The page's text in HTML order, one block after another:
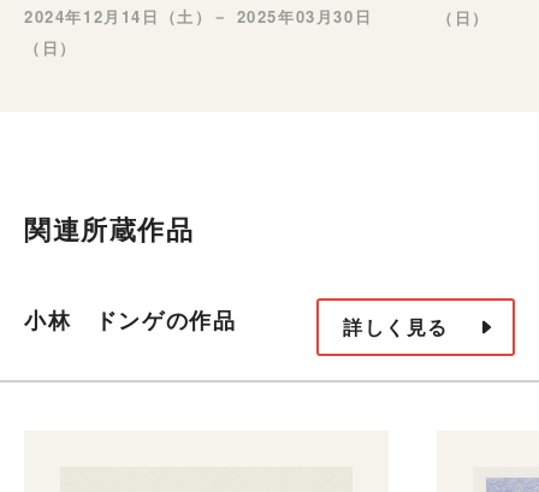
2024年12月14日（土）－ 2025年03月30日
（日）
（日）
関連所蔵作品
小林 ドンゲの作品 詳しく見る